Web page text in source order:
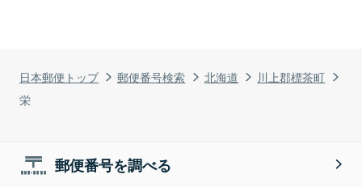
日本郵便トップ 郵便番号検索 北海道
川上郡標茶町
栄
郵便番号を調べる